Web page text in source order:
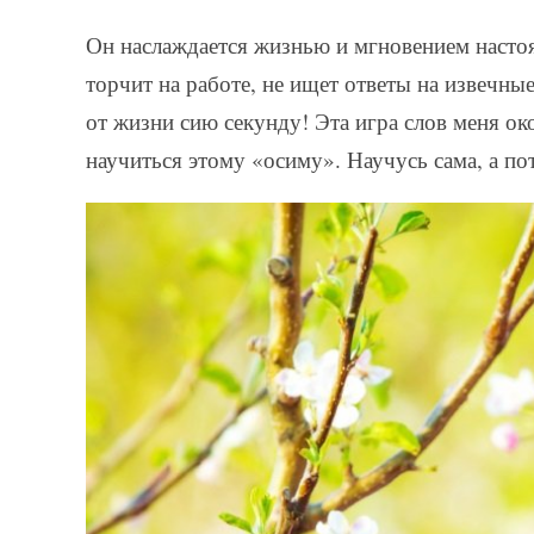
Он наслаждается жизнью и мгновением
торчит на работе, не ищет ответы на
от жизни сию секунду! Эта игра слов меня
научиться этому «осиму». Научусь сама, а